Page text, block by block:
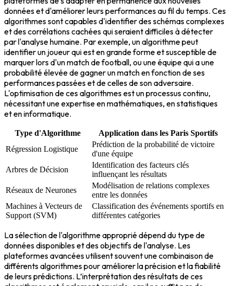
données et d'améliorer leurs performances au fil du temps. Ces
algorithmes sont capables d'identifier des schémas complexes
et des corrélations cachées qui seraient difficiles à détecter
par l'analyse humaine. Par exemple, un algorithme peut
identifier un joueur qui est en grande forme et susceptible de
marquer lors d'un match de football, ou une équipe qui a une
probabilité élevée de gagner un match en fonction de ses
performances passées et de celles de son adversaire.
L'optimisation de ces algorithmes est un processus continu,
nécessitant une expertise en mathématiques, en statistiques
et en informatique.
Type d'Algorithme
Application dans les Paris Sportifs
Régression Logistique
Prédiction de la probabilité de victoire
d'une équipe
Arbres de Décision
Identification des facteurs clés
influençant les résultats
Réseaux de Neurones
Modélisation de relations complexes
entre les données
Machines à Vecteurs de
Support (SVM)
Classification des événements sportifs en
différentes catégories
La sélection de l'algorithme approprié dépend du type de
données disponibles et des objectifs de l'analyse. Les
plateformes avancées utilisent souvent une combinaison de
différents algorithmes pour améliorer la précision et la fiabilité
de leurs prédictions. L’interprétation des résultats de ces